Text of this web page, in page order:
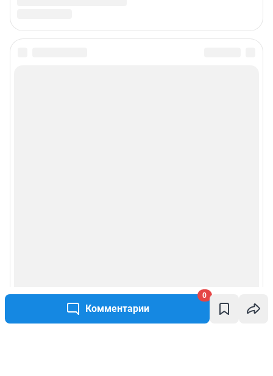
Комментарии
0